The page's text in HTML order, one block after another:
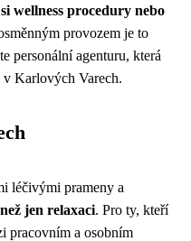
wellness procedury nebo
provozem je to
personální agenturu, která
v Karlových Varech.
léčivými prameny a
jen relaxaci. Pro ty, kteří
pracovním a osobním